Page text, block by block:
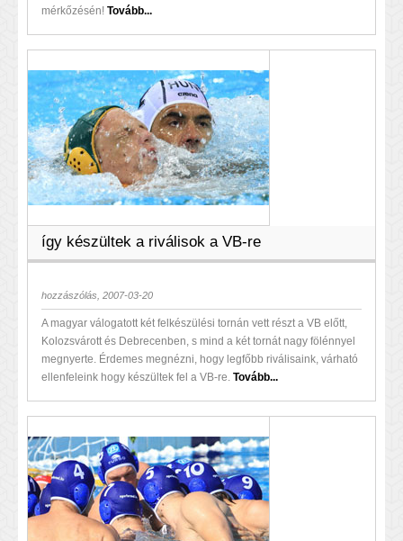
mérkőzésén! Tovább...
így készültek a riválisok a VB-re
hozzászólás, 2007-03-20
A magyar válogatott két felkészülési tornán vett részt a VB előtt,
Kolozsvárott és Debrecenben, s mind a két tornát nagy fölénnyel
megnyerte. Érdemes megnézni, hogy legfőbb riválisaink, várható
ellenfeleink hogy készültek fel a VB-re. Tovább...